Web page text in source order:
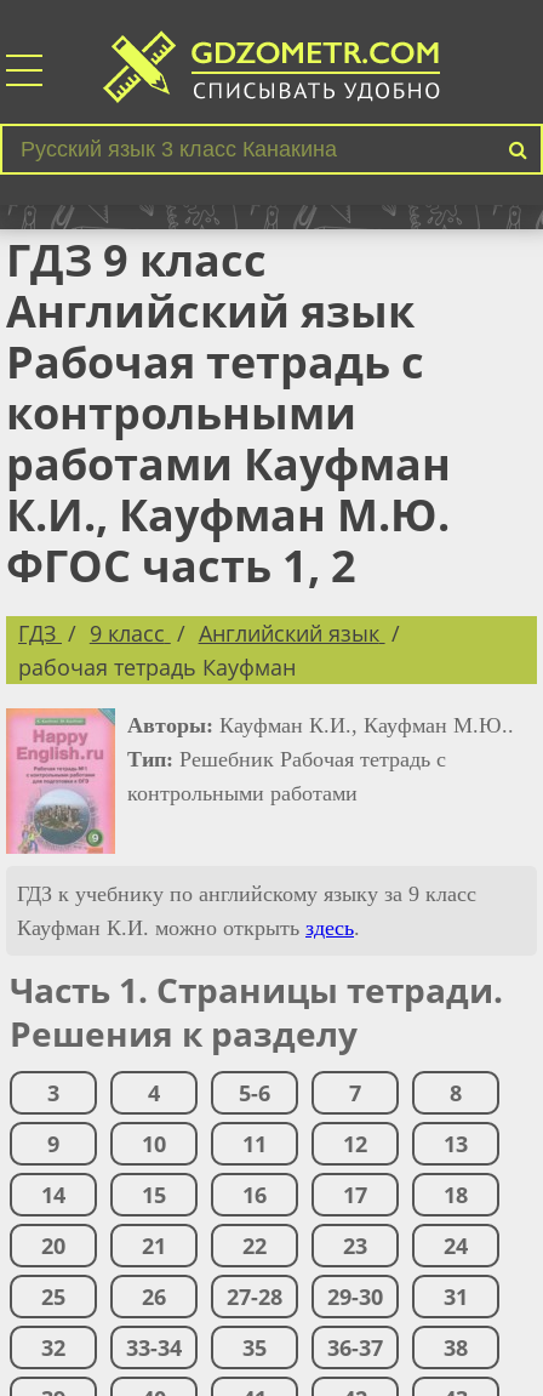
ГДЗ 9 класс
Английский язык
Рабочая тетрадь с
контрольными
работами Кауфман
К.И., Кауфман М.Ю.
ФГОС часть 1, 2
ГДЗ 9 класс
Английский язык
рабочая тетрадь Кауфман
Авторы: Кауфман К.И., Кауфман М.Ю..
Тип: Решебник Рабочая тетрадь с
контрольными работами
ГДЗ к учебнику по английскому языку за 9 класс
Кауфман К.И. можно открыть здесь.
Часть 1. Страницы тетради.
Решения к разделу
3 4 5-6 7
8
9
10 11 12
13
14
15 16 17
18
20
21 22 23
24
25
26 27-28 29-30
31
32
33-34 35 36-37
38